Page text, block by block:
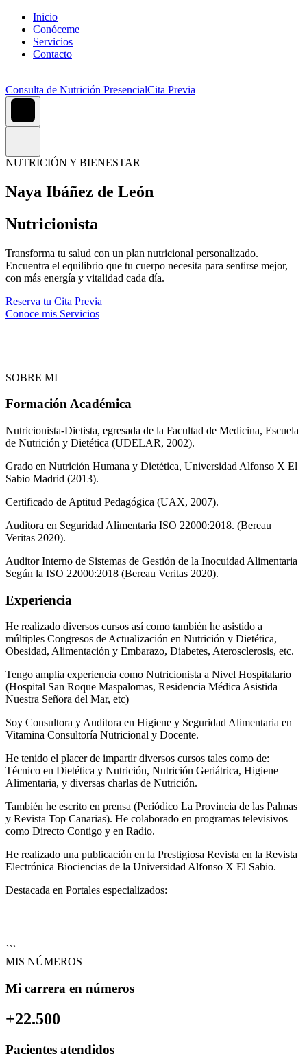
Inicio
Conóceme
Servicios
Contacto
Consulta de Nutrición PresencialCita Previa
NUTRICIÓN Y BIENESTAR
Naya Ibáñez de León
Nutricionista
Transforma tu salud con un plan nutricional personalizado.
Encuentra el equilibrio que tu cuerpo necesita para sentirse mejor,
con más energía y vitalidad cada día.
Reserva tu Cita Previa
Conoce mis Servicios
SOBRE MI
Formación Académica
Nutricionista-Dietista, egresada de la Facultad de Medicina, Escuela
de Nutrición y Dietética (UDELAR, 2002).
Grado en Nutrición Humana y Dietética, Universidad Alfonso X El
Sabio Madrid (2013).
Certificado de Aptitud Pedagógica (UAX, 2007).
Auditora en Seguridad Alimentaria ISO 22000:2018. (Bereau
Veritas 2020).
Auditor Interno de Sistemas de Gestión de la Inocuidad Alimentaria
Según la ISO 22000:2018 (Bereau Veritas 2020).
Experiencia
He realizado diversos cursos así como también he asistido a
múltiples Congresos de Actualización en Nutrición y Dietética,
Obesidad, Alimentación y Embarazo, Diabetes, Aterosclerosis, etc.
Tengo amplia experiencia como Nutricionista a Nivel Hospitalario
(Hospital San Roque Maspalomas, Residencia Médica Asistida
Nuestra Señora del Mar, etc)
Soy Consultora y Auditora en Higiene y Seguridad Alimentaria en
Vitamina Consultoría Nutricional y Docente.
He tenido el placer de impartir diversos cursos tales como de:
Técnico en Dietética y Nutrición, Nutrición Geriátrica, Higiene
Alimentaria, y diversas charlas de Nutrición.
También he escrito en prensa (Periódico La Provincia de las Palmas
y Revista Top Canarias). He colaborado en programas televisivos
como Directo Contigo y en Radio.
He realizado una publicación en la Prestigiosa Revista en la Revista
Electrónica Biociencias de la Universidad Alfonso X El Sabio.
Destacada en Portales especializados:
```
MIS NÚMEROS
Mi carrera en números
+22.500
Pacientes atendidos